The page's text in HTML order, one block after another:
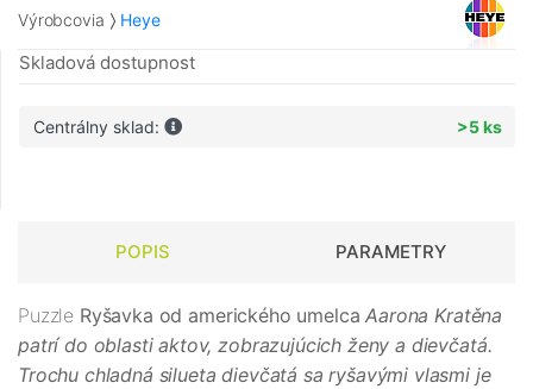
Výrobcovia Heye
Skladová dostupnost
Centrálny sklad: >5 ks
POPIS PARAMETRY
Puzzle Ryšavka od amerického umelcaAarona Kratěna
patrí do oblasti aktov, zobrazujúcich ženy a dievčatá.
Trochu chladná silueta dievčatá sa ryšavými vlasmi je